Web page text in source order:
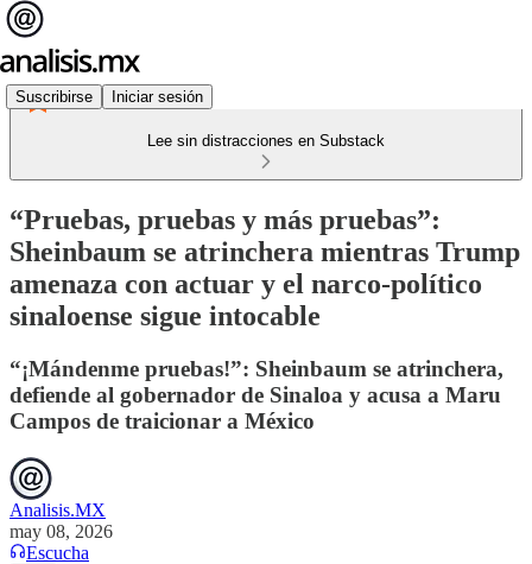
Suscribirse Iniciar sesión
Lee sin distracciones en Substack
“Pruebas, pruebas y más pruebas”:
Sheinbaum se atrinchera mientras Trump
amenaza con actuar y el narco-político
sinaloense sigue intocable
“¡Mándenme pruebas!”: Sheinbaum se atrinchera,
defiende al gobernador de Sinaloa y acusa a Maru
Campos de traicionar a México
Analisis.MX
may 08, 2026
Escucha